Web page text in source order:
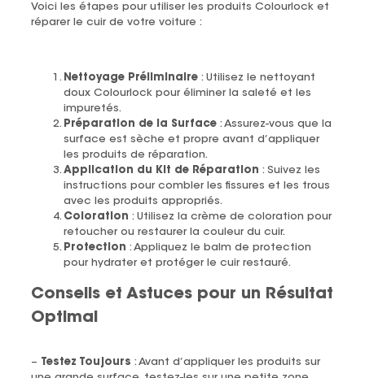
Voici les étapes pour utiliser les produits Colourlock et
réparer le cuir de votre voiture :
Nettoyage Préliminaire: Utilisez le nettoyant
doux Colourlock pour éliminer la saleté et les
impuretés.
Préparation de la Surface: Assurez-vous que la
surface est sèche et propre avant d’appliquer
les produits de réparation.
Application du Kit de Réparation : Suivez les
instructions pour combler les fissures et les trous
avec les produits appropriés.
Coloration : Utilisez la crème de coloration pour
retoucher ou restaurer la couleur du cuir.
Protection : Appliquez le balm de protection
pour hydrater et protéger le cuir restauré.
Conseils et Astuces pour un Résultat
Optimal
– Testez Toujours : Avant d’appliquer les produits sur